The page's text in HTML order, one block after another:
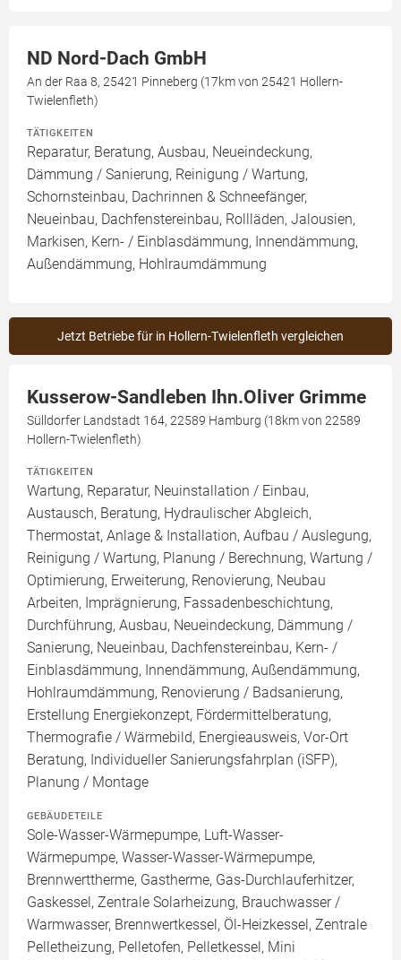
ND Nord-Dach GmbH
An der Raa 8, 25421 Pinneberg (17km von 25421 Hollern-
Twielenfleth)
TÄTIGKEITEN
Reparatur, Beratung, Ausbau, Neueindeckung,
Dämmung / Sanierung, Reinigung / Wartung,
Schornsteinbau, Dachrinnen & Schneefänger,
Neueinbau, Dachfenstereinbau, Rollläden, Jalousien,
Markisen, Kern- / Einblasdämmung, Innendämmung,
Außendämmung, Hohlraumdämmung
Jetzt Betriebe für in Hollern-Twielenfleth vergleichen
Kusserow-Sandleben Ihn.Oliver Grimme
Sülldorfer Landstadt 164, 22589 Hamburg (18km von 22589
Hollern-Twielenfleth)
TÄTIGKEITEN
Wartung, Reparatur, Neuinstallation / Einbau,
Austausch, Beratung, Hydraulischer Abgleich,
Thermostat, Anlage & Installation, Aufbau / Auslegung,
Reinigung / Wartung, Planung / Berechnung, Wartung /
Optimierung, Erweiterung, Renovierung, Neubau
Arbeiten, Imprägnierung, Fassadenbeschichtung,
Durchführung, Ausbau, Neueindeckung, Dämmung /
Sanierung, Neueinbau, Dachfenstereinbau, Kern- /
Einblasdämmung, Innendämmung, Außendämmung,
Hohlraumdämmung, Renovierung / Badsanierung,
Erstellung Energiekonzept, Fördermittelberatung,
Thermografie / Wärmebild, Energieausweis, Vor-Ort
Beratung, Individueller Sanierungsfahrplan (iSFP),
Planung / Montage
GEBÄUDETEILE
Sole-Wasser-Wärmepumpe, Luft-Wasser-
Wärmepumpe, Wasser-Wasser-Wärmepumpe,
Brennwerttherme, Gastherme, Gas-Durchlauferhitzer,
Gaskessel, Zentrale Solarheizung, Brauchwasser /
Warmwasser, Brennwertkessel, Öl-Heizkessel, Zentrale
Pelletheizung, Pelletofen, Pelletkessel, Mini